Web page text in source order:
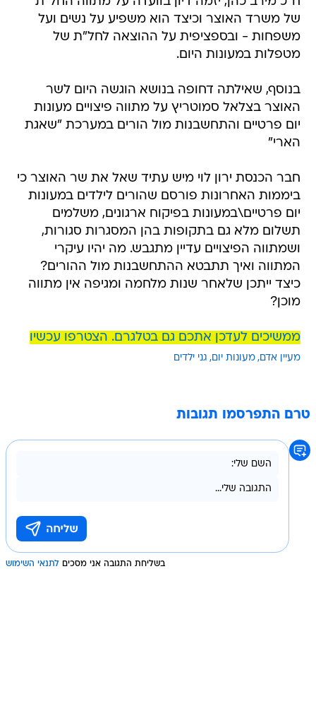
של משרד האוצר וכיצד הוא משפיע על נשים ועל
משפחות - ובספציפית על ההוצאה לחל"ת של
מטפלות במעונות היום.
בנוסף, שאילתה דחופה בנושא הוגשה היום לשר
האוצר בצלאל סמוטריץ על מתווה פיצויים מעונות
יום פרטיים והתחשבנות מול הורים במערכת "שאגת
הארי"
חבר הכנסת ירון לוי מיש עתיד שאל את שר האוצר כי
ביממות האחרונות פורסם שהורים לילדים במעונות
יום פרטיים\במעונות בפיקוח ארגונים, משלמים
תשלום מלא גם בתקופות בהן המסגרות סגורות,
ושמתווה הפיצויים עדיין מתגבש. מה יהיו עיקרי
המתווה ואיך תתבטא ההתחשבנות מול ההורים?
כיצד ייתכן שלאחר שנות מלחמה ומגיפה אין מתווה
מוכן?
ממשיכים לעדכן אתכם גם בטלגרם. הצטרפו עכשיו
מעיין אדם מעונות יום גני ילדים
טרם התפרסמו תגובות
בשליחת התגובה אני מסכים לתנאי השימוש